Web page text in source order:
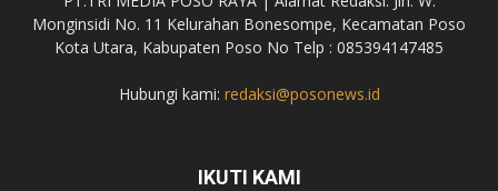
Monginsidi No. 11 Kelurahan Bonesompe, Kecamatan Poso
Kota Utara, Kabupaten Poso No Telp : 085394147485
Hubungi kami: redaksi@posonews.id
IKUTI KAMI